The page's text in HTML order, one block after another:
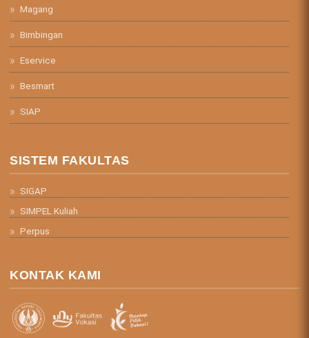
Magang
Bimbingan
Eservice
Besmart
SIAP
SISTEM FAKULTAS
SIGAP
SIMPEL Kuliah
Perpus
KONTAK KAMI